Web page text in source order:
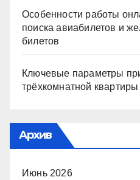
Особенности работы
поиска авиабилетов и
билетов
Ключевые параметры
трёхкомнатной квартиры
Архив
Июнь 2026